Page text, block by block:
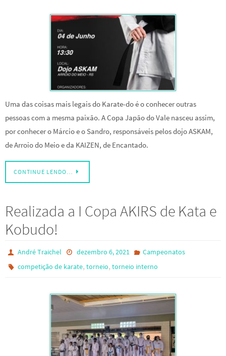
Uma das coisas mais legais do Karate-do é o conhecer outras
pessoas com a mesma paixão. A Copa Japão do Vale nasceu assim,
por conhecer o Márcio e o Sandro, responsáveis pelos dojo ASKAM,
de Arroio do Meio e da KAIZEN, de Encantado.
CONTINUE LENDO…
Realizada a I Copa AKIRS de Kata e
Kobudo!
André Traichel dezembro 6, 2021
Campeonatos
competição de karate,torneio,torneio interno